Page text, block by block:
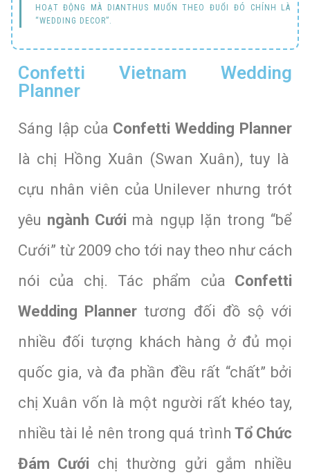
HOẠT ĐỘNG MÀ DIANTHUS MUỐN THEO ĐUỔI ĐÓ CHÍNH LÀ
“WEDDING DECOR”.
Confetti Vietnam Wedding
Planner
Sáng lập của Confetti Wedding Planner
là chị Hồng Xuân (Swan Xuân), tuy là
cựu nhân viên của Unilever nhưng trót
yêu ngành Cưới mà ngụp lặn trong “bể
Cưới” từ 2009 cho tới nay theo như cách
nói của chị. Tác phẩm của Confetti
Wedding Plannertương đối đồ sộ với
nhiều đối tượng khách hàng ở đủ mọi
quốc gia, và đa phần đều rất “chất” bởi
chị Xuân vốn là một người rất khéo tay,
nhiều tài lẻ nên trong quá trình Tổ Chức
Đám Cưới chị thường gửi gắm nhiều